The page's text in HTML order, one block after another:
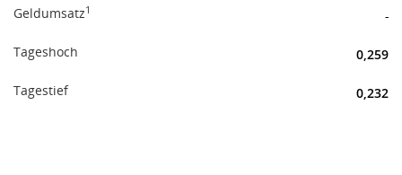
Geldumsatz1 -
Tageshoch 0,259
Tagestief 0,232